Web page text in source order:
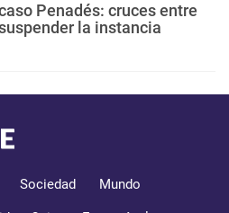
Penadés: cruces entre
la instancia
Sociedad Mundo